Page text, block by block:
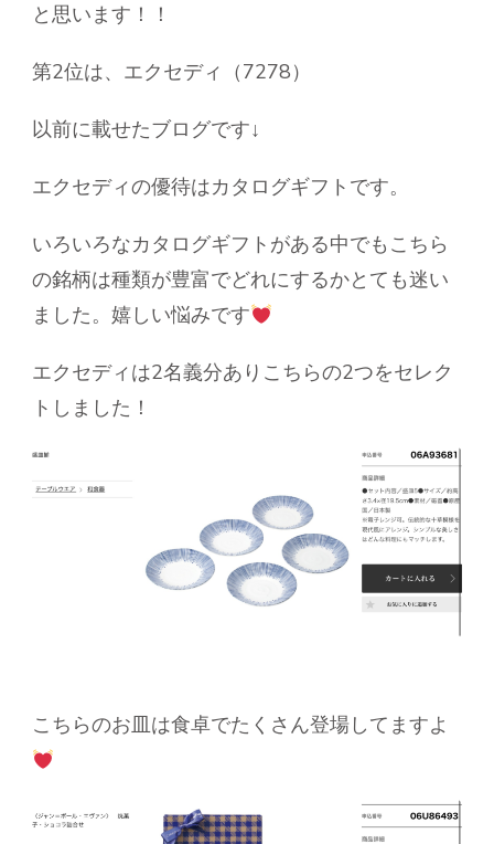
と思います！！
第2位は、エクセディ（7278）
以前に載せたブログです↓
エクセディの優待はカタログギフトです。
いろいろなカタログギフトがある中でもこちら
の銘柄は種類が豊富でどれにするかとても迷い
ました。嬉しい悩みです
エクセディは2名義分ありこちらの2つをセレク
トしました！
こちらのお皿は食卓でたくさん登場してますよ